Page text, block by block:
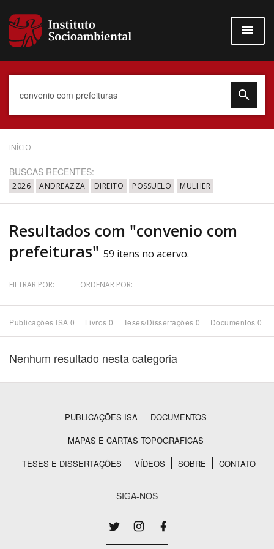
para
conteúdo
Data do Documento
Até
Tema
INÍCIO
BUSCAS RECENTES:
2026 ANDREAZZA DIREITO POSSUELO MULHER
Resultados com "convenio com
prefeituras" 59 itens no acervo.
FILTRAR POR: ORDENAR POR:
Publicações ISA 0 Livros 0 Teses/Dissertações 0 Documentos 0
Nenhum resultado nesta categoria
Rodapé
PUBLICAÇÕES ISA
DOCUMENTOS
MAPAS E CARTAS TOPOGRAFICAS
TESES E DISSERTAÇÕES
VÍDEOS SOBRE CONTATO
SIGA-NOS